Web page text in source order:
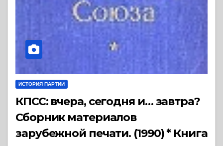
ИСТОРИЯ ПАРТИИ
КПСС: вчера, сегодня и… завтра?
Сборник материалов
зарубежной печати. (1990) * Книга